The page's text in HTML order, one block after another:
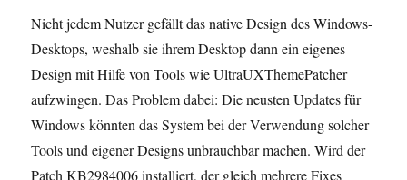
Nicht jedem Nutzer gefällt das native Design des Windows-
Desktops, weshalb sie ihrem Desktop dann ein eigenes
Design mit Hilfe von Tools wie UltraUXThemePatcher
aufzwingen. Das Problem dabei: Die neusten Updates für
Windows könnten das System bei der Verwendung solcher
Tools und eigener Designs unbrauchbar machen. Wird der
Patch KB2984006 installiert, der gleich mehrere Fixes